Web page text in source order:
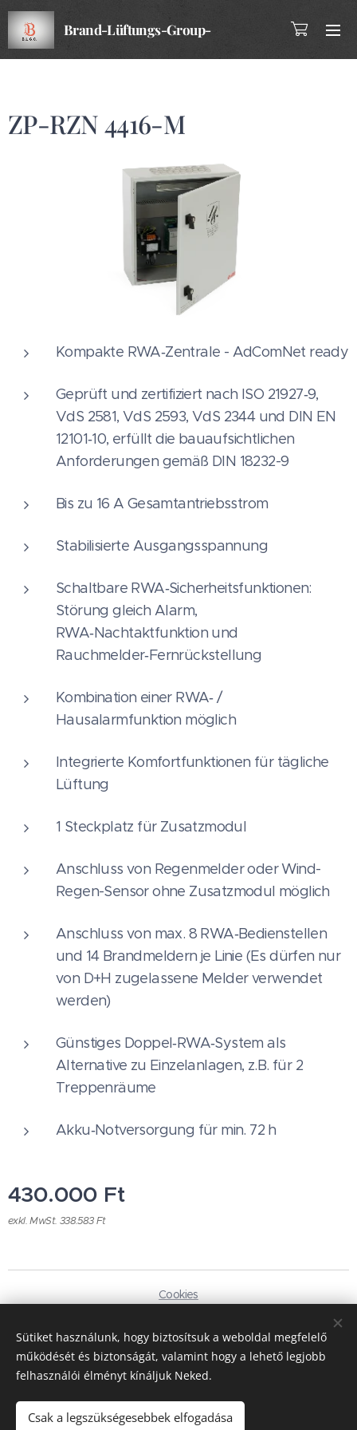
Brand-Lüftungs-Group-
ZP-RZN 4416-M
Kompakte RWA‑Zentrale - AdComNet ready
Geprüft und zertifiziert nach ISO 21927‑9,
VdS 2581, VdS 2593, VdS 2344 und DIN EN
12101‑10, erfüllt die bauaufsichtlichen
Anforderungen gemäß DIN 18232-9
Bis zu 16 A Gesamtantriebsstrom
Stabilisierte Ausgangsspannung
Schaltbare RWA‑Sicherheitsfunktionen:
Störung gleich Alarm,
RWA‑Nachtaktfunktion und
Rauchmelder‑Fernrückstellung
Kombination einer RWA‑ /
Hausalarmfunktion möglich
Integrierte Komfortfunktionen für tägliche
Lüftung
1 Steckplatz für Zusatzmodul
Anschluss von Regenmelder oder Wind-
Regen-Sensor ohne Zusatzmodul möglich
Anschluss von max. 8 RWA‑Bedienstellen
und 14 Brandmeldern je Linie (Es dürfen nur
von D+H zugelassene Melder verwendet
werden)
Günstiges Doppel‑RWA‑System als
Alternative zu Einzelanlagen, z.B. für 2
Treppenräume
Akku‑Notversorgung für min. 72 h
430.000 Ft
exkl. MwSt. 338.583 Ft
Cookies
Magyar
Deutsch
Währung
HUF Ft
EUR €
Sütiket használunk, hogy biztosítsuk a weboldal megfelelő
működését és biztonságát, valamint hogy a lehető legjobb
felhasználói élményt kínáljuk Neked.
Csak a legszükségesebbek elfogadása